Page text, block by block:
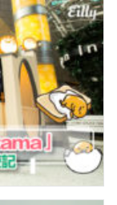
一齊動起來